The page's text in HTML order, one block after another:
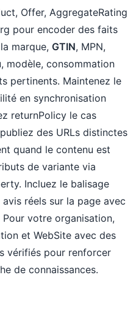
Offer, AggregateRating
pour encoder des faits
marque, GTIN, MPN,
modèle, consommation
pertinents. Maintenez le
en synchronisation
returnPolicy le cas
des URLs distinctes
quand le contenu est
de variante via
Incluez le balisage
réels sur la page avec
votre organisation,
et WebSite avec des
vérifiés pour renforcer
de connaissances.